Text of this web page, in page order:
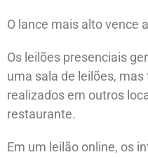
O lance mais alto vence
Os leilões presenciais
uma sala de leilões,
realizados em outros
restaurante.
Em um leilão online, os